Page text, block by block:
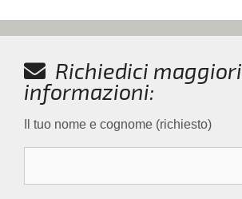
Richiedici maggiori
informazioni:
Il tuo nome e cognome (richiesto)